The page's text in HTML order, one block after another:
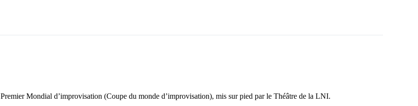
Premier Mondial d’improvisation (Coupe du monde d’improvisation), mis sur pied par le Théâtre de la LNI.